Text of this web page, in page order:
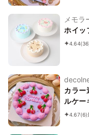
メモラ
ホイッ
4.64
カラー
ルケー
4.67(6)